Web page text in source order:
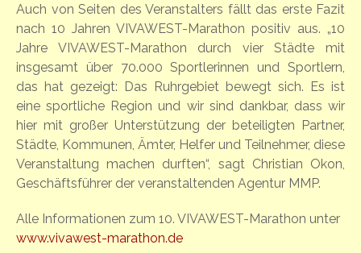
Auch von Seiten des Veranstalters fällt das erste Fazit
nach 10 Jahren VIVAWEST-Marathon positiv aus. „10
Jahre VIVAWEST-Marathon durch vier Städte mit
insgesamt über 70.000 Sportlerinnen und Sportlern,
das hat gezeigt: Das Ruhrgebiet bewegt sich. Es ist
eine sportliche Region und wir sind dankbar, dass wir
hier mit großer Unterstützung der beteiligten Partner,
Städte, Kommunen, Ämter, Helfer und Teilnehmer, diese
Veranstaltung machen durften“, sagt Christian Okon,
Geschäftsführer der veranstaltenden Agentur MMP.
Alle Informationen zum 10. VIVAWEST-Marathon unter
www.vivawest-marathon.de